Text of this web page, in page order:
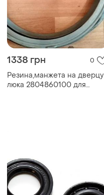
1338 грн 0
Резина,манжета на дверцу
люка 2804860100 для